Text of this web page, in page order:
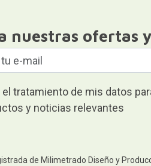
nuestras ofertas
tratamiento de mis datos
y noticias relevantes
de Milimetrado Diseño y